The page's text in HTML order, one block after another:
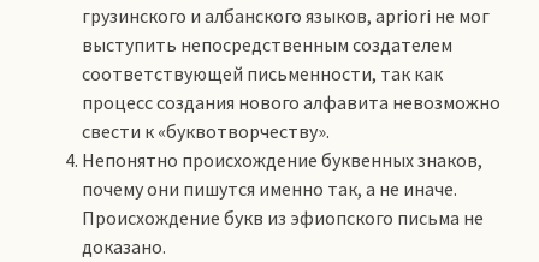
грузинского и албанского языков, apriori не мог
выступить непосредственным создателем
соответствующей письменности, так как
процесс создания нового алфавита невозможно
свести к «буквотворчеству».
Непонятно происхождение буквенных знаков,
почему они пишутся именно так, а не иначе.
Происхождение букв из эфиопского письма не
доказано.